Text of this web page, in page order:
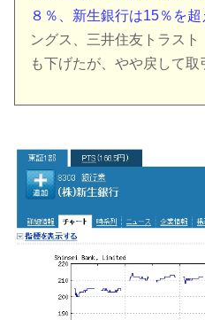
８％、新生銀行は15％を超
ングス、三井住友トラス
も下げたが、やや戻して取